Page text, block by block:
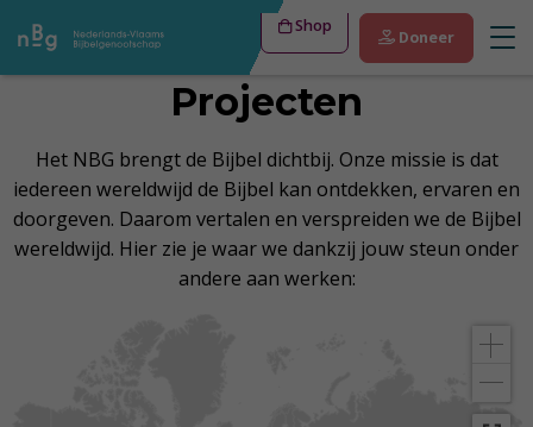
Shop
Doneer
Projecten
Het NBG brengt de Bijbel dichtbij. Onze missie is dat
iedereen wereldwijd de Bijbel kan ontdekken, ervaren en
doorgeven. Daarom vertalen en verspreiden we de Bijbel
wereldwijd. Hier zie je waar we dankzij jouw steun onder
andere aan werken: